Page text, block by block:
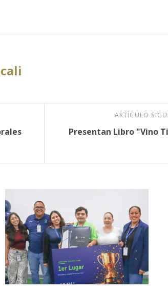
ARTÍCULO
Presentan Libro "Vino